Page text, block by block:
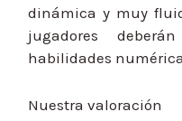
dinámica y muy
jugadores
habilidades
Nuestra valoración